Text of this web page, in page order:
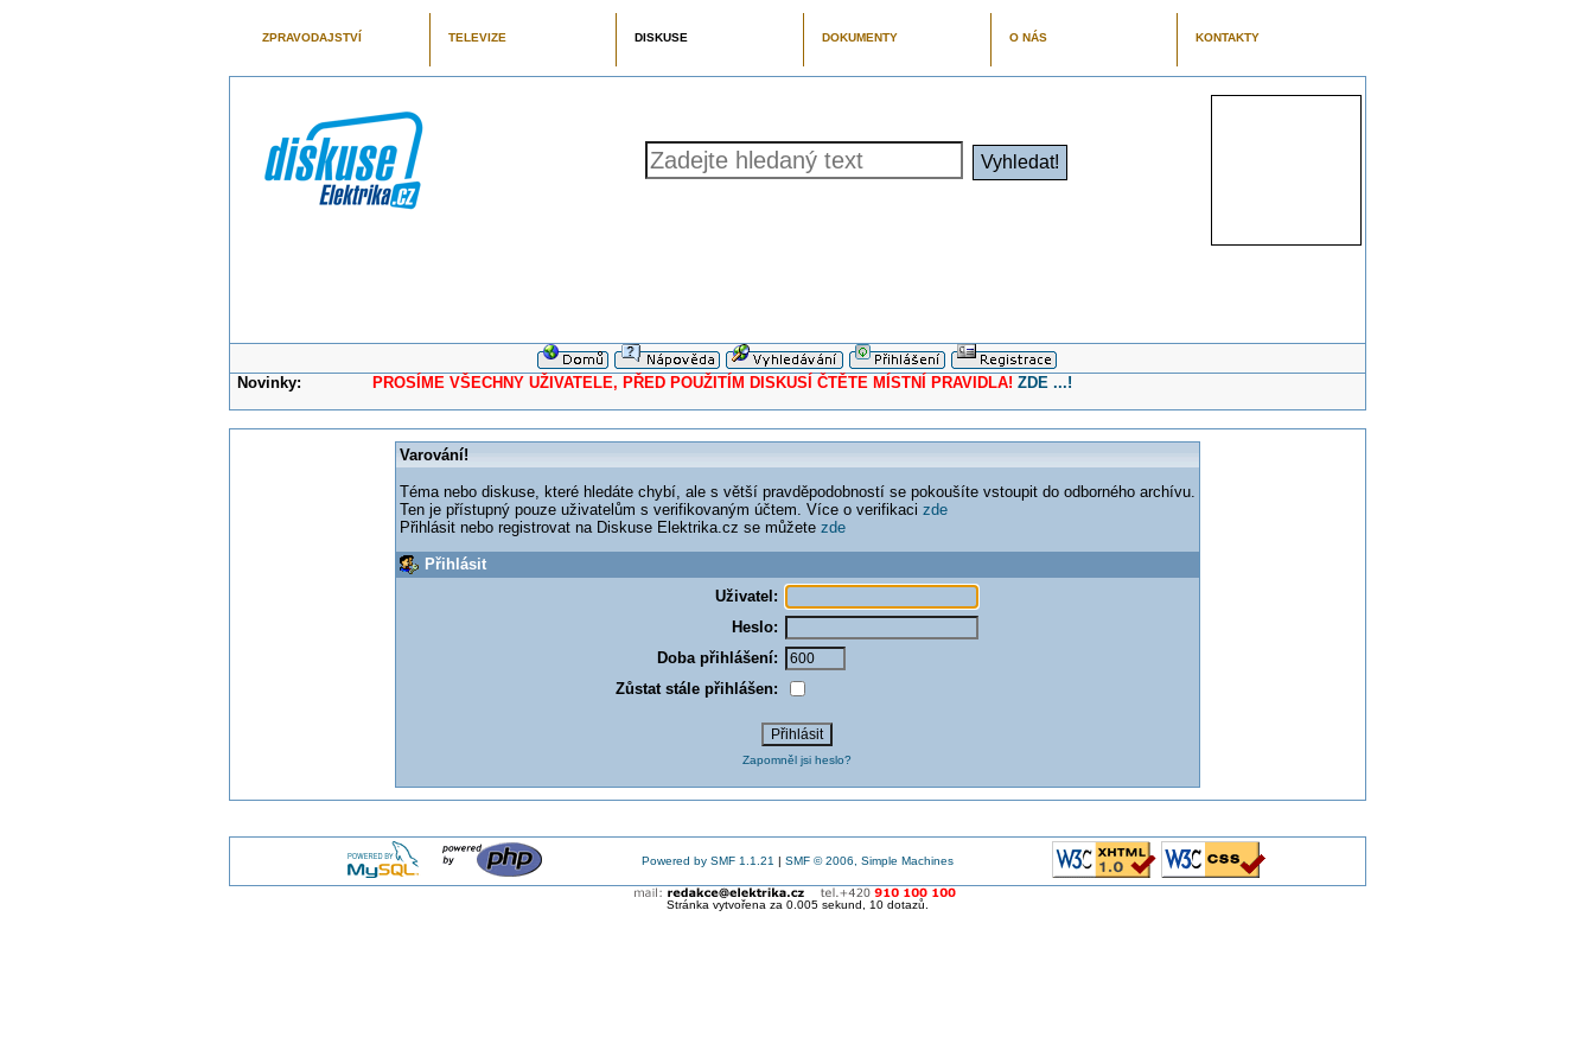
ZPRAVODAJSTVÍ TELEVIZE DISKUSE DOKUMENTY O NÁS KONTAKTY
Novinky: PROSÍME VŠECHNY UŽIVATELE, PŘED POUŽITÍM DISKUSÍ ČTĚTE MÍSTNÍ PRAVIDLA! ZDE ...!
Varování!
Téma nebo diskuse, které hledáte chybí, ale s větší pravděpodobností se pokoušíte vstoupit do odborného archívu.
Ten je přístupný pouze uživatelům s verifikovaným účtem. Více o verifikaci zde
Přihlásit nebo registrovat na Diskuse Elektrika.cz se můžete zde
Přihlásit
Uživatel:
Heslo:
Doba přihlášení:
Zůstat stále přihlášen:
Zapomněl jsi heslo?
Powered by SMF 1.1.21 | SMF © 2006, Simple Machines
Stránka vytvořena za 0.005 sekund, 10 dotazů.